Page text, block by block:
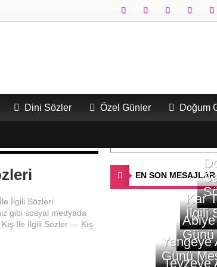
Dini Sözler Özel Günler Doğum
İlgili Sözleri
gibi sosyal medyada
İle İlgili Sözler — Kış
EN SON MESAJLAR
Kar
İlgili
Günü
Yengeye
Günü
Teyzeye